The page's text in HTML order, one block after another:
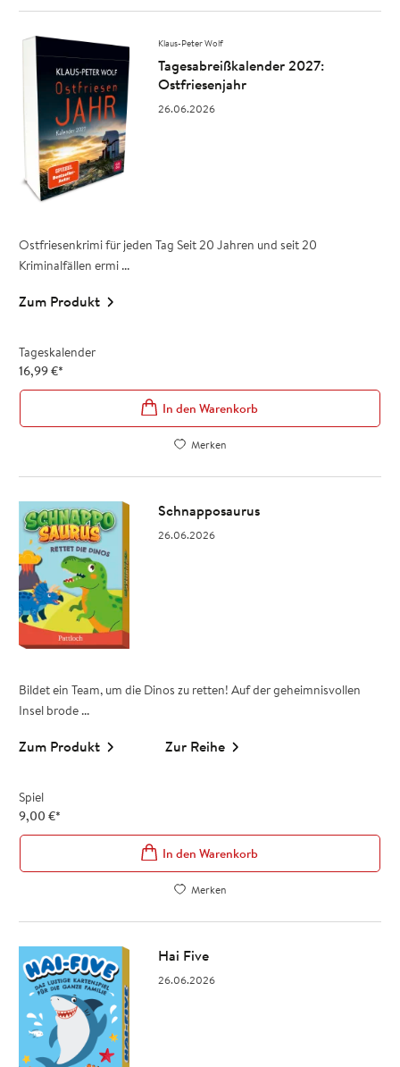
Klaus-Peter Wolf
Tagesabreißkalender 2027:
Ostfriesenjahr
26.06.2026
Ostfriesenkrimi für jeden Tag Seit 20 Jahren und seit 20
Kriminalfällen ermi ...
Zum Produkt
Tageskalender
16,99€*
In den Warenkorb
Merken
Schnapposaurus
26.06.2026
Bildet ein Team, um die Dinos zu retten! Auf der geheimnisvollen
Insel brode ...
Zum Produkt Zur Reihe
Spiel
9,00 €*
In den Warenkorb
Merken
Hai Five
26.06.2026